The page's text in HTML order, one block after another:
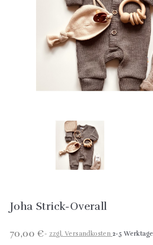
Joha Strick-Overall
70,00 € zzgl. Versandkosten 2-5 Werktage